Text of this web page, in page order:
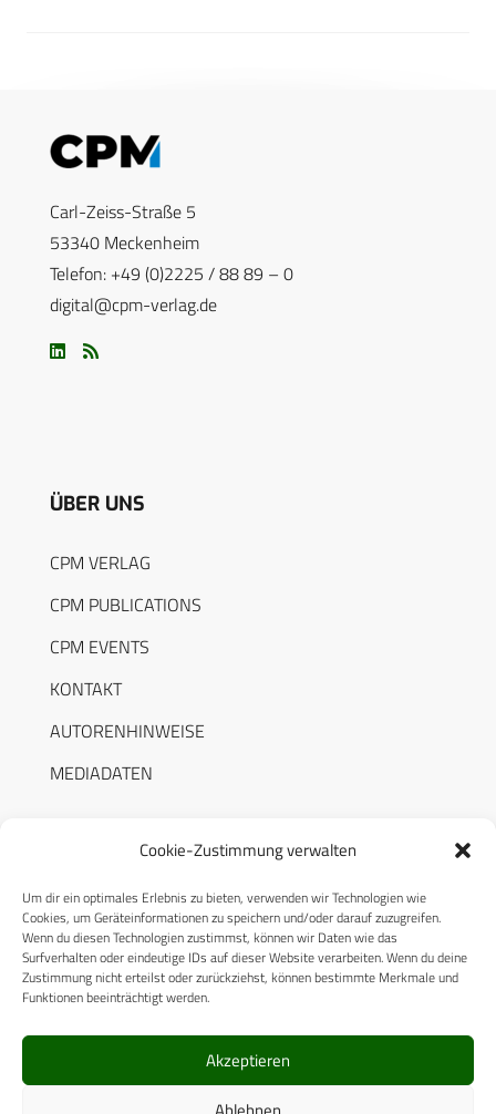
Cookie-Zustimmung verwalten
Um dir ein optimales Erlebnis zu bieten, verwenden wir Technologien wie
Cookies, um Geräteinformationen zu speichern und/oder darauf zuzugreifen.
Wenn du diesen Technologien zustimmst, können wir Daten wie das
Surfverhalten oder eindeutige IDs auf dieser Website verarbeiten. Wenn du deine
Zustimmung nicht erteilst oder zurückziehst, können bestimmte Merkmale und
Funktionen beeinträchtigt werden.
Akzeptieren
Carl-Zeiss-Straße 5
53340 Meckenheim
Telefon: +49 (0)2225 / 88 89 – 0
digital@cpm-verlag.de
ÜBER UNS
CPM VERLAG
CPM PUBLICATIONS
CPM EVENTS
KONTAKT
AUTORENHINWEISE
MEDIADATEN
RECHTLICHES
Datenschutzerklärung
Cookie-Richtlinie (EU)